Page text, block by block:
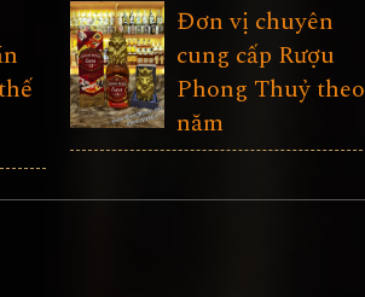
Đơn vị chuyên
cung cấp Rượu
Phong Thuỷ theo
năm